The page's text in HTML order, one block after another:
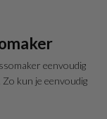
eenvoudig
kun je eenvoudig